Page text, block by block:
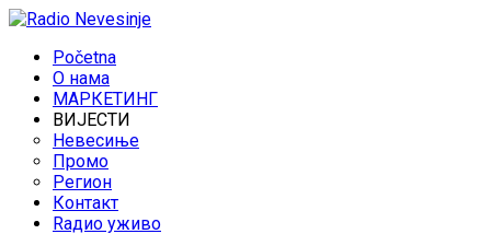
Početna
O нама
МАРКЕТИНГ
ВИЈЕСТИ
Невесиње
Промо
Регион
Контакт
Rадио уживо